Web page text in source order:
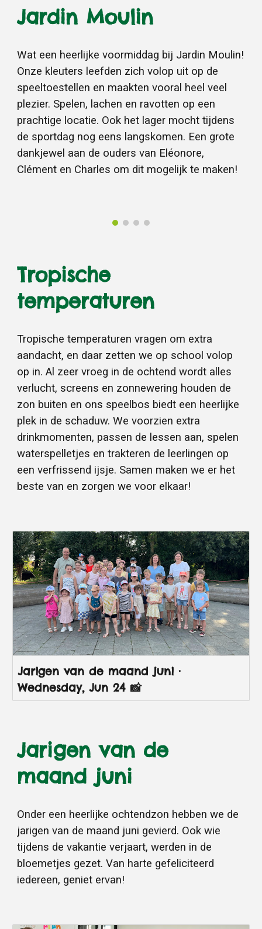
Jardin Moulin
Wat een heerlijke voormiddag bij Jardin Moulin!
Onze kleuters leefden zich volop uit op de
speeltoestellen en maakten vooral heel veel
plezier. Spelen, lachen en ravotten op een
prachtige locatie. Ook het lager mocht tijdens
de sportdag nog eens langskomen. Een grote
dankjewel aan de ouders van Eléonore,
Clément en Charles om dit mogelijk te maken!
Tropische
temperaturen
Tropische temperaturen vragen om extra
aandacht, en daar zetten we op school volop
op in. Al zeer vroeg in de ochtend wordt alles
verlucht, screens en zonnewering houden de
zon buiten en ons speelbos biedt een heerlijke
plek in de schaduw. We voorzien extra
drinkmomenten, passen de lessen aan, spelen
waterspelletjes en trakteren de leerlingen op
een verfrissend ijsje. Samen maken we er het
beste van en zorgen we voor elkaar!
Jarigen van de maand juni ·
Wednesday, Jun 24 📸
Jarigen van de
maand juni
Onder een heerlijke ochtendzon hebben we de
jarigen van de maand juni gevierd. Ook wie
tijdens de vakantie verjaart, werden in de
bloemetjes gezet. Van harte gefeliciteerd
iedereen, geniet ervan!